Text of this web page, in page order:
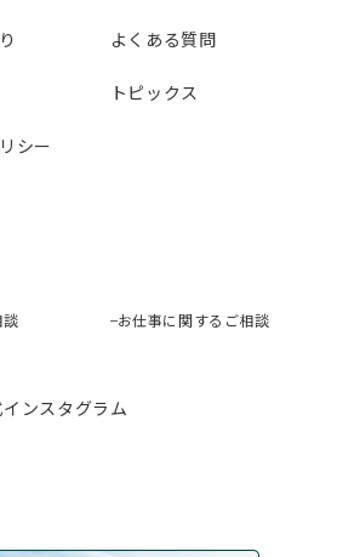
よくある質問
トピックス
シー
談 お仕事に関するご相談
ンスタグラム